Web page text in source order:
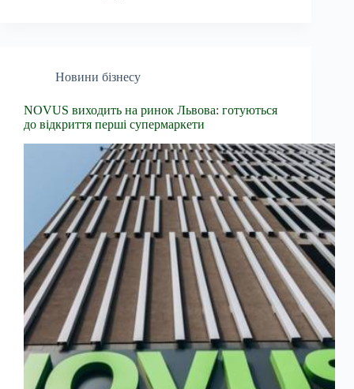
Новини бізнесу
NOVUS виходить на ринок Львова: готуються
до відкриття перші супермаркети